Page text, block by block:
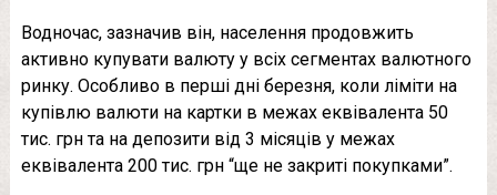
Водночас, зазначив він, населення продовжить
активно купувати валюту у всіх сегментах валютного
ринку. Особливо в перші дні березня, коли ліміти на
купівлю валюти на картки в межах еквівалента 50
тис. грн та на депозити від 3 місяців у межах
еквівалента 200 тис. грн “ще не закриті покупками”.